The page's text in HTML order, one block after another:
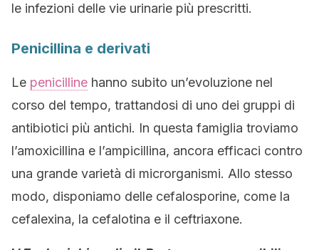
le infezioni delle vie urinarie più prescritti.
Penicillina e derivati
Le penicilline hanno subito un’evoluzione nel
corso del tempo, trattandosi di uno dei gruppi di
antibiotici più antichi. In questa famiglia troviamo
l’amoxicillina e l’ampicillina, ancora efficaci contro
una grande varietà di microrganismi. Allo stesso
modo, disponiamo delle cefalosporine, come la
cefalexina, la cefalotina e il ceftriaxone.